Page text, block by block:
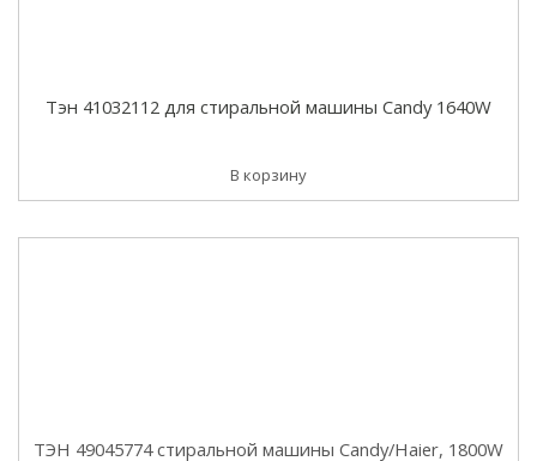
Тэн 41032112 для стиральной машины Candy 1640W
В корзину
ТЭН 49045774 стиральной машины Candy/Haier, 1800W